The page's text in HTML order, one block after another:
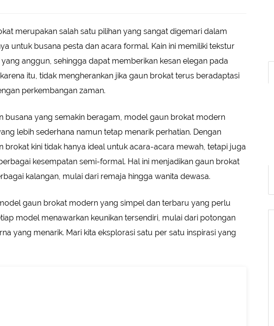
merupakan salah satu pilihan yang sangat digemari dalam
untuk busana pesta dan acara formal. Kain ini memiliki tekstur
anggun, sehingga dapat memberikan kesan elegan pada
itu, tidak mengherankan jika gaun brokat terus beradaptasi
perkembangan zaman.
busana yang semakin beragam, model gaun brokat modern
lebih sederhana namun tetap menarik perhatian. Dengan
brokat kini tidak hanya ideal untuk acara-acara mewah, tetapi juga
kesempatan semi-formal. Hal ini menjadikan gaun brokat
kalangan, mulai dari remaja hingga wanita dewasa.
gaun brokat modern yang simpel dan terbaru yang perlu
model menawarkan keunikan tersendiri, mulai dari potongan
yang menarik. Mari kita eksplorasi satu per satu inspirasi yang